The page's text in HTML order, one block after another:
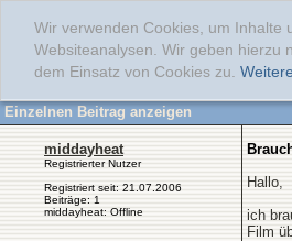
Wir verwenden Cookies, um Inhalte
Websiteanalysen. Wir geben hierzu
dem Einsatz von Cookies zu.
Einzelnen Beitrag anzeigen
middayheat
Registrierter Nutzer
Registriert seit: 21.07.2006
Beiträge: 1
middayheat: Offline
Hallo,
ich
Film